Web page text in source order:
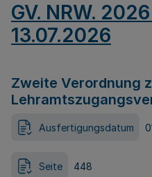
GV. NRW.
13.07.2026
Zweite Verordnung
Ausfertigungsdatum
Seite 448